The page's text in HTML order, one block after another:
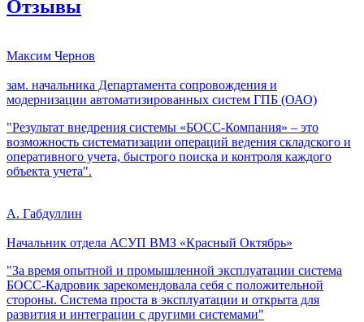
Отзывы
Максим Чернов
зам. начальника Департамента сопровождения и
модернизации автоматизированных систем ГПБ (ОАО)
"Результат внедрения системы «БОСС-Компания» – это
возможность систематизации операций ведения складского и
оперативного учета, быстрого поиска и контроля каждого
объекта учета".
А. Габдуллин
Начальник отдела АСУП ВМЗ «Красный Октябрь»
"За время опытной и промышленной эксплуатации система
БОСС-Кадровик зарекомендовала себя с положительной
стороны. Система проста в эксплуатации и открыта для
развития и интеграции с другими системами"